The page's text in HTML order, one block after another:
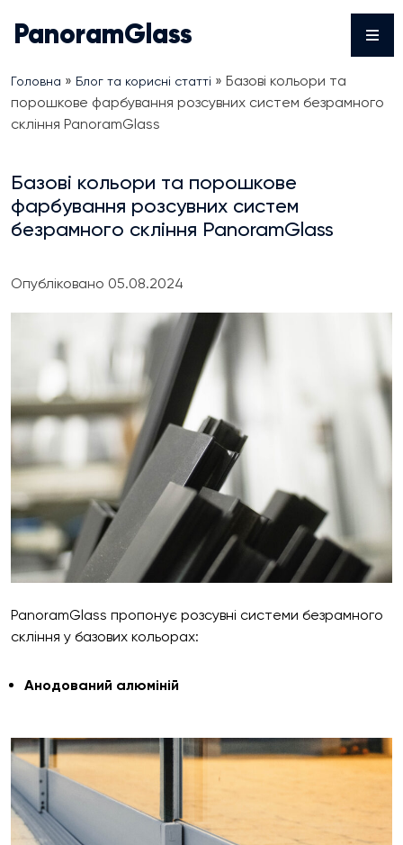
PanoramGlass
Головна » Блог та корисні статті » Базові кольори та
порошкове фарбування розсувних систем безрамного
скління PanoramGlass
Базові кольори та порошкове
фарбування розсувних систем
безрамного скління PanoramGlass
Опубліковано 05.08.2024
PanoramGlass пропонує розсувні системи безрамного
скління у базових кольорах:
Анодований алюміній